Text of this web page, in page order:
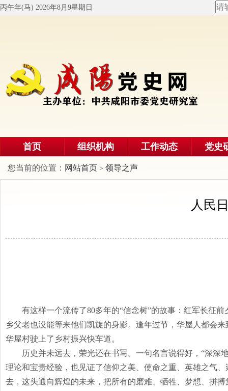
丙午年(马) 2026年8月9星期日
首页 组织机构 工作动态 党史
您当前的位置： 网站首页 > 领导之声
人民
有这样一个流传了80多年的“信念树”的故事：红军长征
乡父老也没能等来他们凯旋的身影。逢年过节，华屋人都会
华屋村驶上了乡村振兴快车道。
历史并未远去，荣光还在书写。一句名言说得好， “深深
理论和宝贵经验，也见证了信仰之美、使命之重、英雄之气
去，这头通向辉煌的未来，把所有的磨难、牺牲、梦想、拼